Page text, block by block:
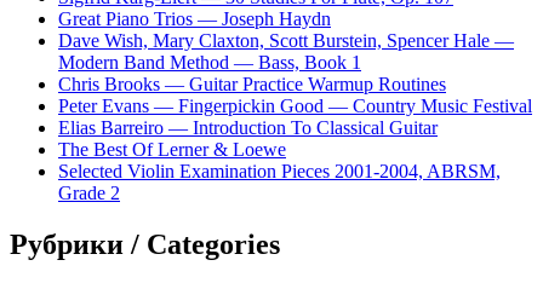
Great Piano Trios — Joseph Haydn
Dave Wish, Mary Claxton, Scott Burstein, Spencer Hale —
Modern Band Method — Bass, Book 1
Chris Brooks — Guitar Practice Warmup Routines
Peter Evans — Fingerpickin Good — Country Music Festival
Elias Barreiro — Introduction To Classical Guitar
The Best Of Lerner & Loewe
Selected Violin Examination Pieces 2001-2004, ABRSM,
Grade 2
Рубрики / Categories